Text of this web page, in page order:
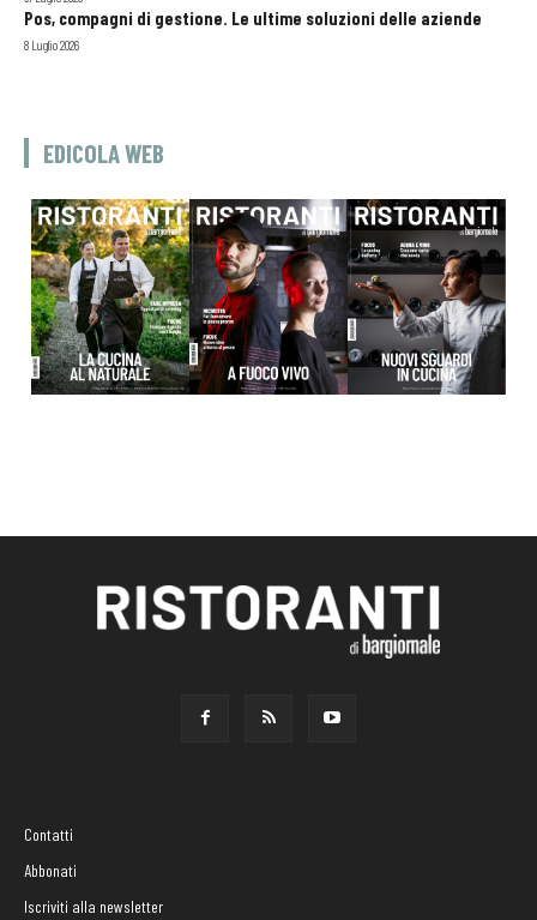
Pos, compagni di gestione. Le ultime soluzioni delle aziende
8 Luglio 2026
EDICOLA WEB
Contatti
Abbonati
Iscriviti alla newsletter